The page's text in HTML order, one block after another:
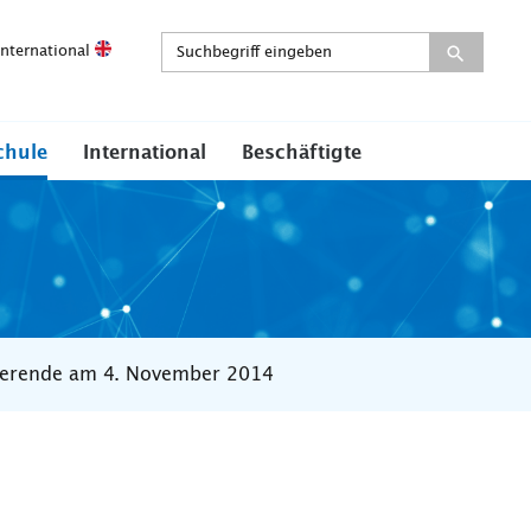
International Beschäftigte
am 4. November 2014